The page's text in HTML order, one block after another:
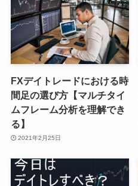
FXデイトレードにおける時
間足の選び方【マルチタイ
ムフレーム分析を理解でき
る】
2021年2月25日